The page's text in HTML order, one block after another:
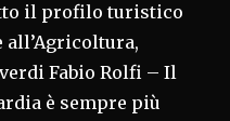
il profilo turistico
all’Agricoltura,
Fabio Rolfi – Il
è sempre più